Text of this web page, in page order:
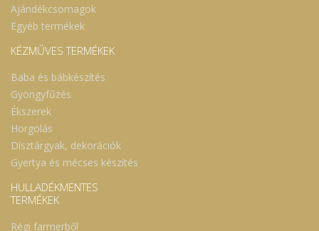
Ajándékcsomagok
Egyéb termékek
KÉZMŰVES TERMÉKEK
Baba és bábkészítés
Gyöngyfűzés
Ékszerek
Horgolás
Dísztárgyak, dekorációk
Gyertya és mécses készítés
HULLADÉKMENTES
TERMÉKEK
Régi farmerből